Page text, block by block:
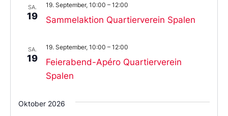
SA.
19 Sammelaktion Quartierverein Spalen
19. September, 10:00 – 12:00
SA.
19
Feierabend-Apéro Quartierverein
Spalen
19. September, 10:00 – 12:00
Oktober 2026